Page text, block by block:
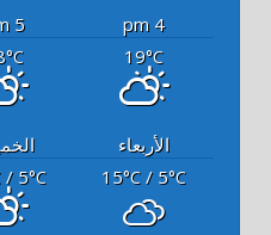
4 pm
5 pm
19°C
°C
الأربعاء
15°C / 5°C
/ 5°C